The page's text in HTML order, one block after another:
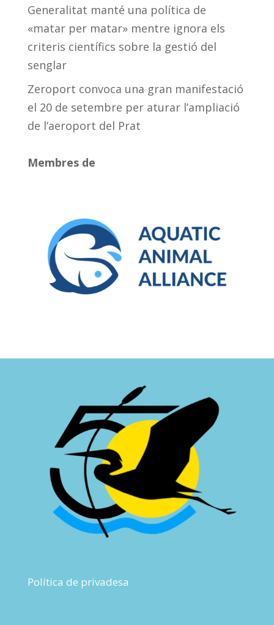
Generalitat manté una política de
«matar per matar» mentre ignora els
criteris científics sobre la gestió del
senglar
Zeroport convoca una gran manifestació
el 20 de setembre per aturar l’ampliació
de l’aeroport del Prat
Membres de
Política de privadesa